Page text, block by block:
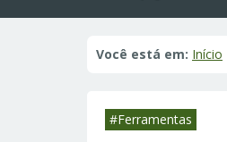
Você está em: Início
#Ferramentas